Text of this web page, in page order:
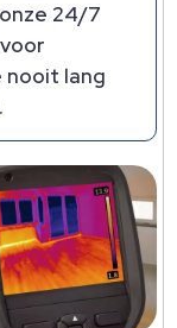
24/7
nooit lang